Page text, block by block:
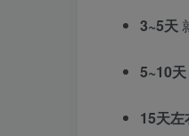
3~5天
5~10天
15天左